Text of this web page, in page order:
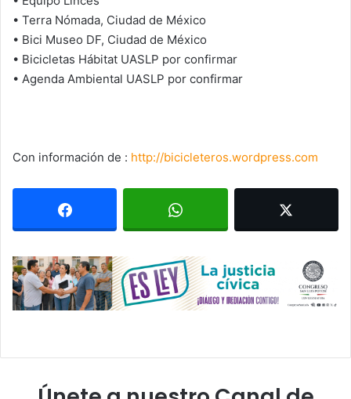
• Terra Nómada, Ciudad de México
• Bici Museo DF, Ciudad de México
• Bicicletas Hábitat UASLP por confirmar
• Agenda Ambiental UASLP por confirmar
Con información de : http://bicicleteros.wordpress.com